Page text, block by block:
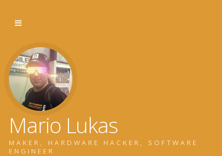
Mario Lukas
MAKER, HARDWARE HACKER, SOFTWARE
ENGINEER